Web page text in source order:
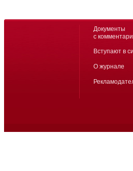
Документы
с
Вступают в
О журнале